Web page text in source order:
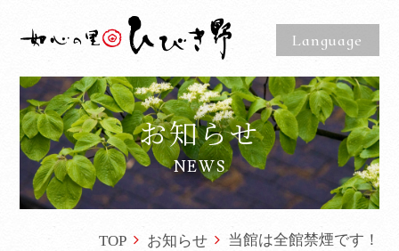
Language
お知らせ
NEWS
TOP お知らせ 当館は全館禁煙です！